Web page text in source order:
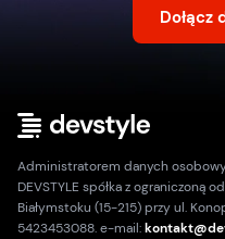
Dołącz
Administratorem danych
DEVSTYLE spółka z ograniczoną
Białymstoku (15-215) przy ul.
5423453088. e-mail: